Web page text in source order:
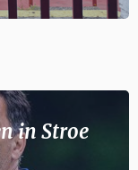
in Stroe